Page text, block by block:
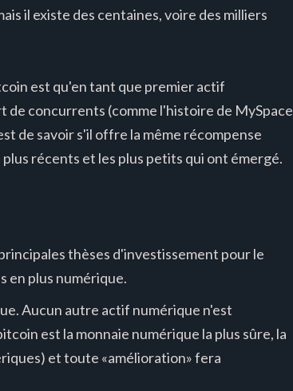
il existe des centaines, voire des milliers
est qu'en tant que premier actif
concurrents (comme l'histoire de MySpace
de savoir s'il offre la même récompense
récents et les plus petits qui ont émergé.
thèses d'investissement pour le
en plus numérique.
Aucun autre actif numérique n'est
est la monnaie numérique la plus sûre, la
et toute «amélioration» fera